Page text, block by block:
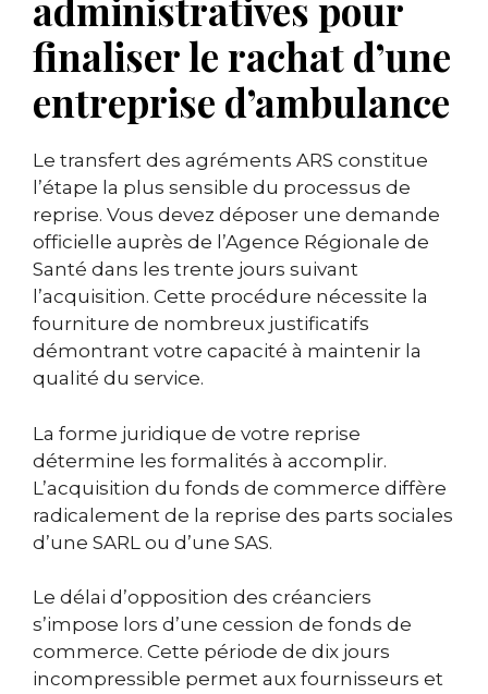
administratives pour
finaliser le rachat d’une
entreprise d’ambulance
Le transfert des agréments ARS constitue
l’étape la plus sensible du processus de
reprise. Vous devez déposer une demande
officielle auprès de l’Agence Régionale de
Santé dans les trente jours suivant
l’acquisition. Cette procédure nécessite la
fourniture de nombreux justificatifs
démontrant votre capacité à maintenir la
qualité du service.
La forme juridique de votre reprise
détermine les formalités à accomplir.
L’acquisition du fonds de commerce diffère
radicalement de la reprise des parts sociales
d’une SARL ou d’une SAS.
Le délai d’opposition des créanciers
s’impose lors d’une cession de fonds de
commerce. Cette période de dix jours
incompressible permet aux fournisseurs et